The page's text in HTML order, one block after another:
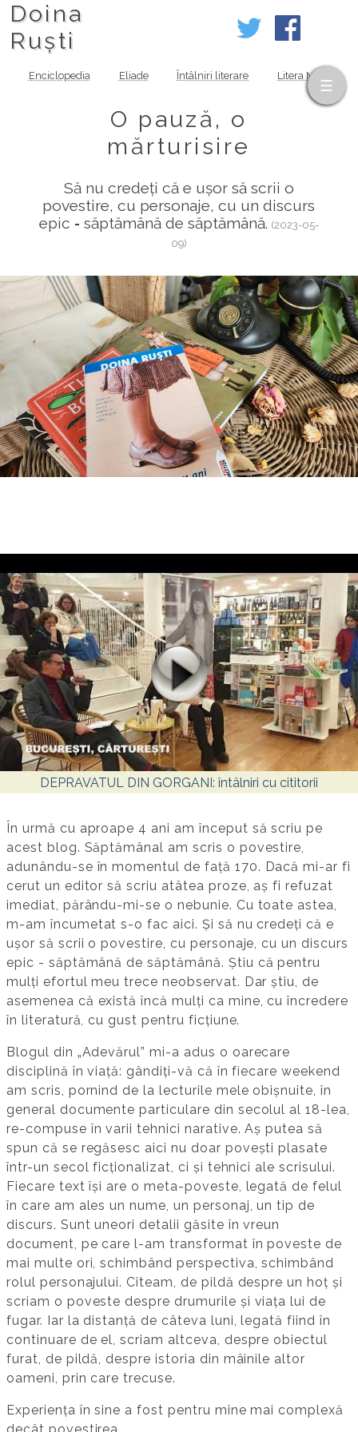
Doina
Ruști
Enciclopedia Eliade Întâlniri literare Litera MOV
O pauză, o
mărturisire
Să nu credeți că e ușor să scrii o
povestire, cu personaje, cu un discurs
epic ‑ săptămână de săptămână. (2023-05-
09)
DEPRAVATUL DIN GORGANI: întâlniri cu cititorii
În urmă cu aproape 4 ani am început să scriu pe
acest blog. Săptămânal am scris o povestire,
adunându-se în momentul de față 170. Dacă mi-ar fi
cerut un editor să scriu atâtea proze, aș fi refuzat
imediat, părându-mi-se o nebunie. Cu toate astea,
m-am încumetat s-o fac aici. Și să nu credeți că e
ușor să scrii o povestire, cu personaje, cu un discurs
epic - săptămână de săptămână. Știu că pentru
mulți efortul meu trece neobservat. Dar știu, de
asemenea că există încă mulți ca mine, cu încredere
în literatură, cu gust pentru ficțiune.
Blogul din „Adevărul” mi-a adus o oarecare
disciplină în viață: gândiți-vă că în fiecare weekend
am scris, pornind de la lecturile mele obișnuite, în
general documente particulare din secolul al 18-lea,
re-compuse în varii tehnici narative. Aș putea să
spun că se regăsesc aici nu doar povești plasate
într-un secol ficționalizat, ci și tehnici ale scrisului.
Fiecare text își are o meta-poveste, legată de felul
în care am ales un nume, un personaj, un tip de
discurs. Sunt uneori detalii găsite în vreun
document, pe care l-am transformat în poveste de
mai multe ori, schimbând perspectiva, schimbând
rolul personajului. Citeam, de pildă despre un hoț și
scriam o poveste despre drumurile și viața lui de
fugar. Iar la distanță de câteva luni, legată fiind în
continuare de el, scriam altceva, despre obiectul
furat, de pildă, despre istoria din mâinile altor
oameni, prin care trecuse.
Experiența în sine a fost pentru mine mai complexă